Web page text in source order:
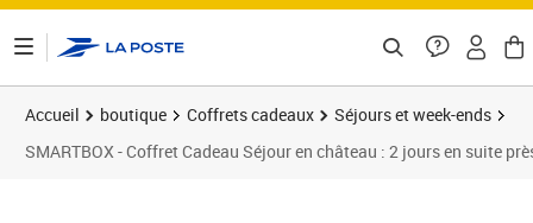
Accueil boutique Coffrets cadeaux
Séjours et week-ends
SMARTBOX - Coffret Cadeau Séjour en château : 2 jours en suite